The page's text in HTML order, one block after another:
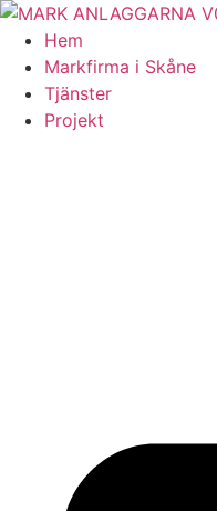
Skip
content
Hem
Markfirma i Skåne
Tjänster
Projekt